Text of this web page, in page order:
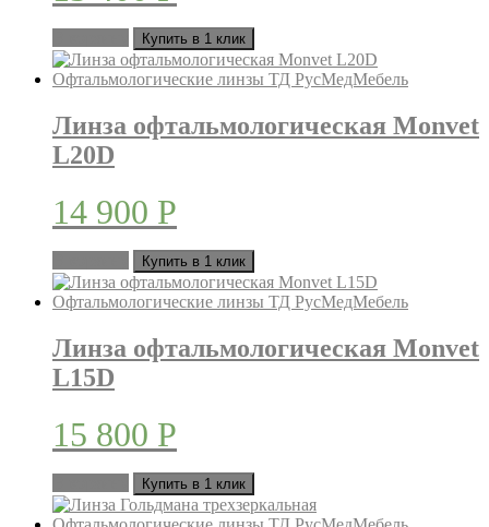
Купить в 1 клик
Линза офтальмологическая Monvet
L20D
14 900 Р
Купить в 1 клик
Линза офтальмологическая Monvet
L15D
15 800 Р
Купить в 1 клик